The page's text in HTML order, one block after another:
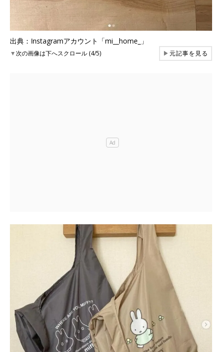
出典：Instagramアカウント「mi__home_」
▼次の画像は下へスクロール (4/5) ▶元記事を見る